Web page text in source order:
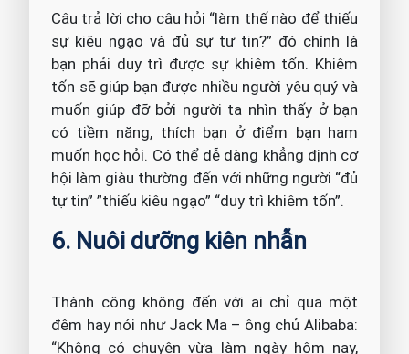
Câu trả lời cho câu hỏi “làm thế nào để thiếu
sự kiêu ngạo và đủ sự tư tin?” đó chính là
bạn phải duy trì được sự khiêm tốn. Khiêm
tốn sẽ giúp bạn được nhiều người yêu quý và
muốn giúp đỡ bởi người ta nhìn thấy ở bạn
có tiềm năng, thích bạn ở điểm bạn ham
muốn học hỏi. Có thể dễ dàng khẳng định cơ
hội làm giàu thường đến với những người “đủ
tự tin” ”thiếu kiêu ngạo” “duy trì khiêm tốn”.
6. Nuôi dưỡng kiên nhẫn
Thành công không đến với ai chỉ qua một
đêm hay nói như Jack Ma – ông chủ Alibaba:
“Không có chuyện vừa làm ngày hôm nay,